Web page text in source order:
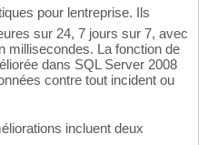
pour lentreprise. Ils
sur 24, 7 jours sur 7, avec
millisecondes. La fonction de
dans SQL Server 2008
contre tout incident ou
incluent deux